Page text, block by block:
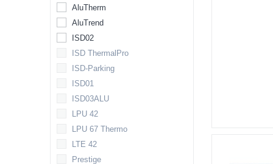
AluTherm
AluTrend
ISD02
ISD ThermalPro
ISD-Parking
ISD01
ISD03ALU
LPU 42
LPU 67 Thermo
LTE 42
Prestige